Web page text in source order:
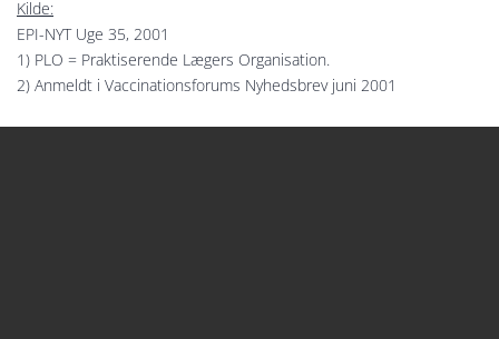
Kilde:
EPI-NYT Uge 35, 2001
1) PLO = Praktiserende Lægers Organisation.
2) Anmeldt i Vaccinationsforums Nyhedsbrev juni 2001